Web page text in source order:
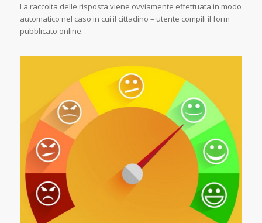
La raccolta delle risposta viene ovviamente effettuata in modo
automatico nel caso in cui il cittadino – utente compili il form
pubblicato online.